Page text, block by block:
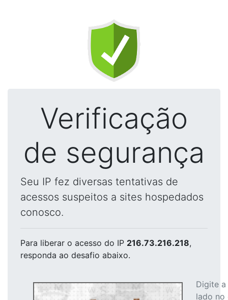
Verificação
de segurança
Seu IP fez diversas tentativas de
acessos suspeitos a sites hospedados
conosco.
Para liberar o acesso do IP 216.73.216.218,
responda ao desafio abaixo.
Digite
lado no